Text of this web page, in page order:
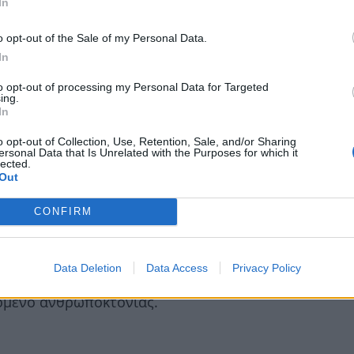
opt-out of the Sale of my Personal Data.
opt-out of processing my Personal Data for Targeted
opt-out of Collection, Use, Retention, Sale, and/or Sharing
Data that Is Unrelated with the Purposes for which it
CONFIRM
Data Deletion Data Access Privacy Policy
Άντικ συνελήφθη από τις Αρχές της Καταλονίας
να έχουν δοθεί περισσότερες πληροφορίες
δημόσια το προηγούμενο διάστημα,
Άντικ, μετά τα δημοσιεύματα τοπικών μέσων
ανθρωποκτονίας.